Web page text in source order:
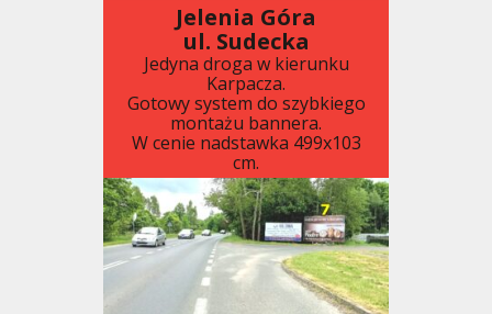
Jelenia Góra
ul. Sudecka
Jedyna droga w kierunku
Karpacza.
Gotowy system do szybkiego
montażu bannera.
W cenie nadstawka 499x103
cm.